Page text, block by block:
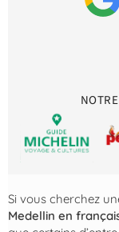
Si vous cherchez
Medellin en